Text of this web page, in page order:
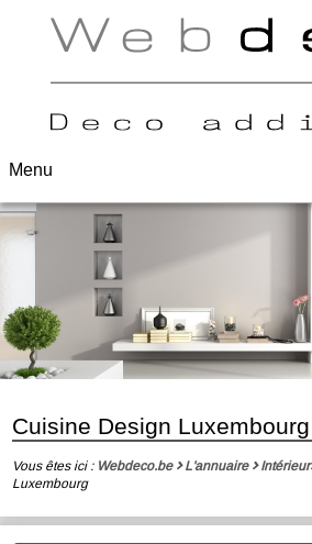
Menu
Cuisine Design Luxembourg
Vous êtes ici : Webdeco.be L'annuaire Intérieur
Luxembourg